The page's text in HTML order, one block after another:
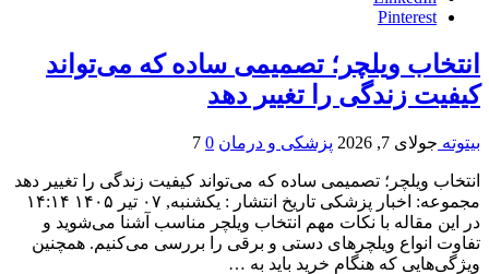
Pinterest
انتخاب ویلچر؛ تصمیمی ساده که می‌تواند
کیفیت زندگی را تغییر دهد
بیتوته جولای 7, 2026 پزشکی و درمان 0
7
انتخاب ویلچر؛ تصمیمی ساده که می‌تواند کیفیت زندگی را تغییر دهد
مجموعه: اخبار پزشکی تاریخ انتشار : یکشنبه, ۰۷ تیر ۱۴۰۵ ۱۴:۱۴
در این مقاله با نکات مهم انتخاب ویلچر مناسب آشنا می‌شوید و
تفاوت انواع ویلچرهای دستی و برقی را بررسی می‌کنیم. همچنین
ویژگی‌هایی که هنگام خرید باید به …